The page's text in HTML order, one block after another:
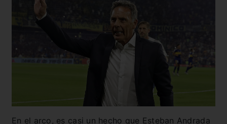
En el arco, es casi un hecho que Esteban Andrada